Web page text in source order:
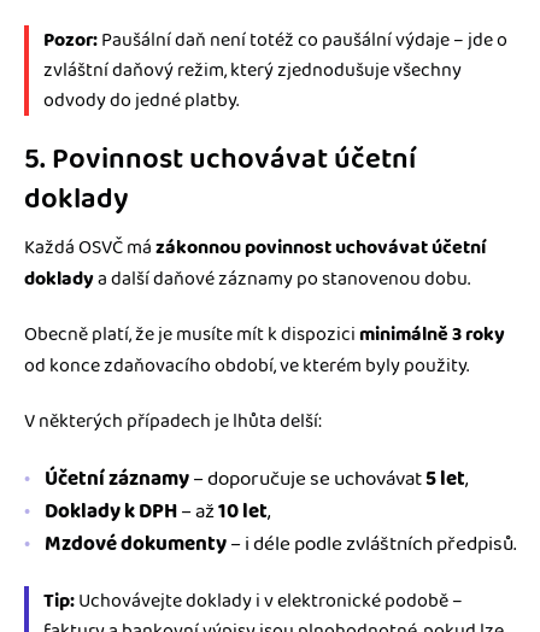
Pozor:Paušální daň není totéž co paušální výdaje – jde o
zvláštní daňový režim, který zjednodušuje všechny
odvody do jedné platby.
5. Povinnost uchovávat účetní
doklady
Každá OSVČ mázákonnou povinnost uchovávat účetní
dokladya další daňové záznamy po stanovenou dobu.
Obecně platí, že je musíte mít k dispoziciminimálně 3 roky
od konce zdaňovacího období, ve kterém byly použity.
V některých případech je lhůta delší:
Účetní záznamy– doporučuje se uchovávat5 let,
Doklady k DPH– až10 let,
Mzdové dokumenty– i déle podle zvláštních předpisů.
Tip:Uchovávejte doklady i v elektronické podobě –